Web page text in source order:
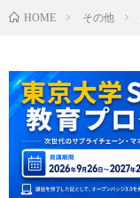
HOME その他